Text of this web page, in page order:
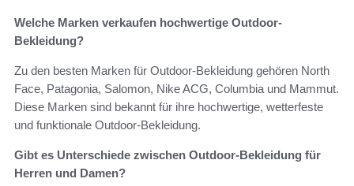
Welche Marken verkaufen hochwertige Outdoor-
Bekleidung?
Zu den besten Marken für Outdoor-Bekleidung gehören North
Face, Patagonia, Salomon, Nike ACG, Columbia und Mammut.
Diese Marken sind bekannt für ihre hochwertige, wetterfeste
und funktionale Outdoor-Bekleidung.
Gibt es Unterschiede zwischen Outdoor-Bekleidung für
Herren und Damen?